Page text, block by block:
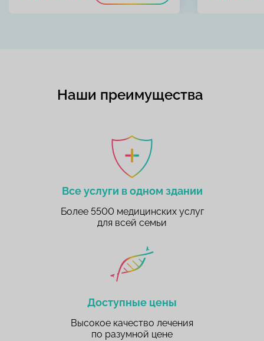
Наши преимущества
Все услуги в одном здании
Более 5500 медицинских услуг
для всей семьи
Доступные цены
Высокое качество лечения
по разумной цене